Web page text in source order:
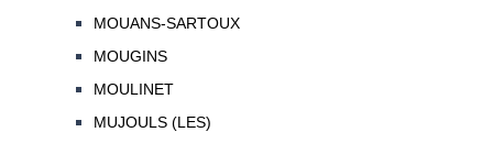
MOUANS-SARTOUX
MOUGINS
MOULINET
MUJOULS (LES)